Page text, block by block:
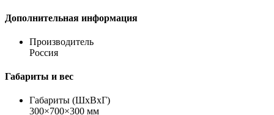
Дополнительная информация
Производитель
Россия
Габариты и вес
Габариты (ШхВхГ)
300×700×300 мм